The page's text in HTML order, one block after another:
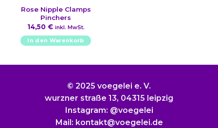
Rose Nipple Clamps
Pinchers
14,50 € inkl. MwSt.
In den Warenkorb
© 2025 voegelei e. V.
wurzner straße 13, 04315 leipzig
Instagram: @voegelei
Mail: kontakt@voegelei.de